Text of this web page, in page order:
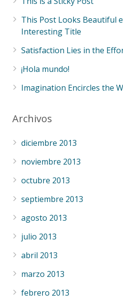
This Post Looks Beautiful
Interesting Title
Satisfaction Lies in the
¡Hola mundo!
Imagination Encircles the
Archivos
diciembre 2013
noviembre 2013
octubre 2013
septiembre 2013
agosto 2013
julio 2013
abril 2013
marzo 2013
febrero 2013